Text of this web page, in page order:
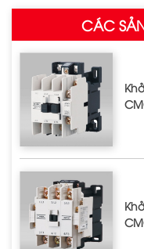
CÁC